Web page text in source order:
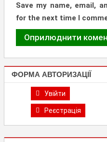
Save my name, email,
for the next time I
ФОРМА АВТОРИЗАЦІЇ
Увійти
Реєстрація